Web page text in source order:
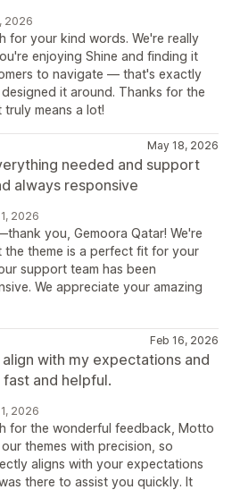
2026
for your kind words. We're really
enjoying Shine and finding it
to navigate — that's exactly
it around. Thanks for the
truly means a lot!
May 18, 2026
needed and support
always responsive
2026
you, Gemoora Qatar! We're
the theme is a perfect fit for your
support team has been
We appreciate your amazing
Feb 16, 2026
with my expectations and
and helpful.
2026
for the wonderful feedback, Motto
themes with precision, so
aligns with your expectations
there to assist you quickly. It